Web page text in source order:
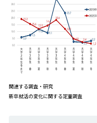
関連する調査・研究
新卒就活の変化に関する定量調査